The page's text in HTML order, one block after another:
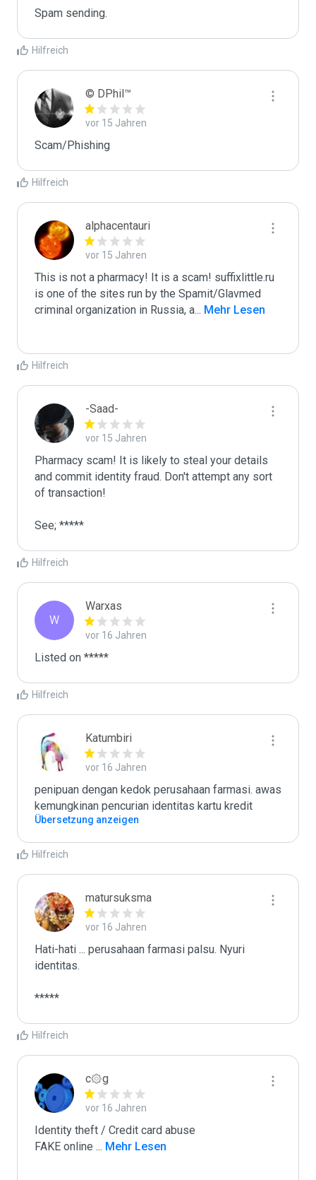
Spam sending.
Hilfreich
© DPhil™
vor 15 Jahren
Scam/Phishing
Hilfreich
alphacentauri
vor 15 Jahren
This is not a pharmacy! It is a scam! suffixlittle.ru
is one of the sites run by the Spamit/Glavmed
criminal organization in Russia, a... Mehr Lesen
Hilfreich
-Saad-
vor 15 Jahren
Pharmacy scam! It is likely to steal your details
and commit identity fraud. Don't attempt any sort
of transaction!
See; *****
Hilfreich
W
Warxas
vor 16 Jahren
Listed on *****
Hilfreich
Katumbiri
vor 16 Jahren
penipuan dengan kedok perusahaan farmasi. awas
kemungkinan pencurian identitas kartu kredit
Übersetzung anzeigen
Hilfreich
matursuksma
vor 16 Jahren
Hati-hati ... perusahaan farmasi palsu. Nyuri
identitas.
*****
Hilfreich
c۞g
vor 16 Jahren
Identity theft / Credit card abuse
FAKE online ... Mehr Lesen